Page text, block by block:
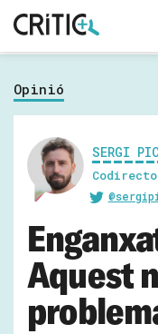
Cerca
Inicia sessió
Opinió
SERGI
Aquest